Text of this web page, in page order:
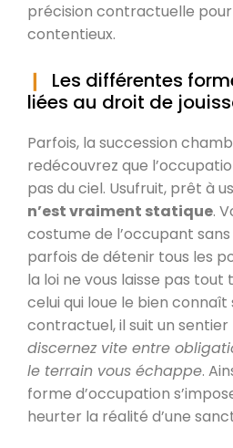
précision contractuelle
contentieux.
Les différentes
liées au droit de
Parfois, la succession
redécouvrez que
pas du ciel. Usufruit, prêt à
n’est vraiment statique.
costume de l’occupant
parfois de détenir tous les
la loi ne vous laisse pas
celui qui loue le bien
contractuel, il suit un sentier
discernez vite entre
le terrain vous échappe.
forme d’occupation
heurter la réalité d’une